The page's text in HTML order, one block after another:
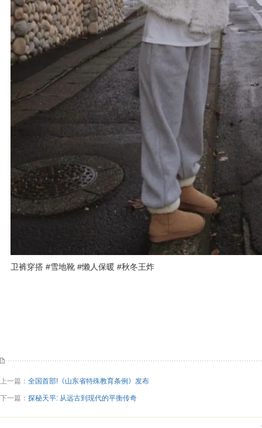
卫裤穿搭 #雪地靴 #懒人保暖 #秋冬王炸
上一篇： 全国首部!《山东省特殊教育条例》发布
下一篇： 探秘天平: 从远古到现代的平衡传奇